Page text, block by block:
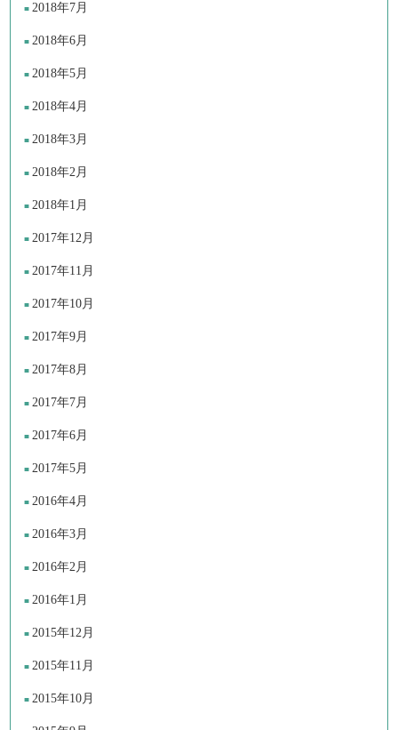
2018年7月
2018年6月
2018年5月
2018年4月
2018年3月
2018年2月
2018年1月
2017年12月
2017年11月
2017年10月
2017年9月
2017年8月
2017年7月
2017年6月
2017年5月
2016年4月
2016年3月
2016年2月
2016年1月
2015年12月
2015年11月
2015年10月